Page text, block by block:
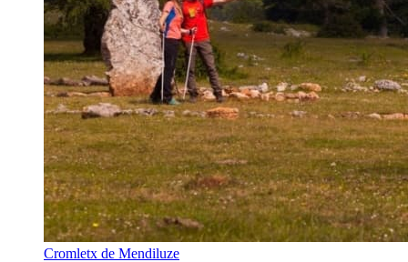
Cromletx de Mendiluze